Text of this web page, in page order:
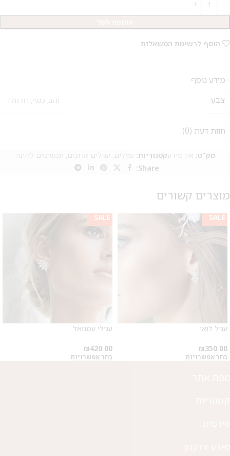
הוסף לרשימת המשאלות
מידע נוסף
צבע
זהב, כסף, רוז גולד
חוות דעת (0)
מק"ט: אין מידעקטגוריות: עגילים, עגילים ארוכים, תכשיטים לחינה
Share:
מוצרים קשורים
SALE
עגיל לואי
₪350.00
בחר אפשרויות
SALE
עגילי עמנואל
₪420.00
בחר אפשרויות